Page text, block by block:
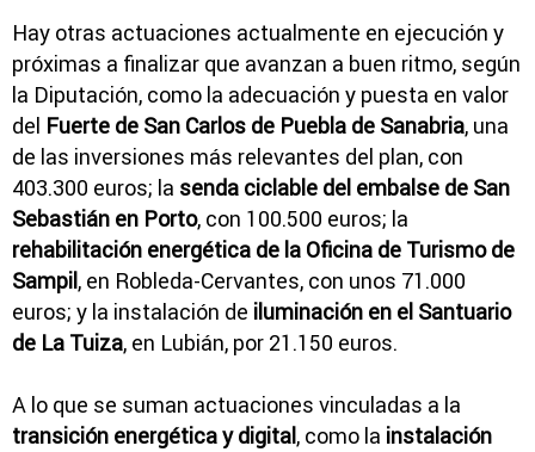
Hay otras actuaciones actualmente en ejecución y
próximas a finalizar que avanzan a buen ritmo, según
la Diputación, como la adecuación y puesta en valor
del Fuerte de San Carlos de Puebla de Sanabria, una
de las inversiones más relevantes del plan, con
403.300 euros; la senda ciclable del embalse de San
Sebastián en Porto, con 100.500 euros; la
rehabilitación energética de la Oficina de Turismo de
Sampil, en Robleda-Cervantes, con unos 71.000
euros; y la instalación de iluminación en el Santuario
de La Tuiza, en Lubián, por 21.150 euros.
A lo que se suman actuaciones vinculadas a la
transición energética y digital, como la instalación